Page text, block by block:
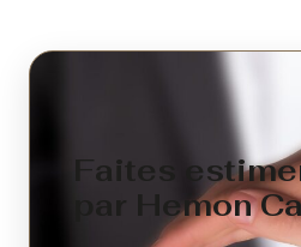
Faites
par Hemon